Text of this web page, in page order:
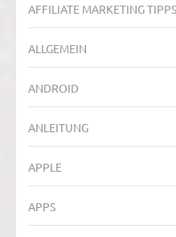
AFFILIATE MARKETING TIPPS
ALLGEMEIN
ANDROID
ANLEITUNG
APPLE
APPS